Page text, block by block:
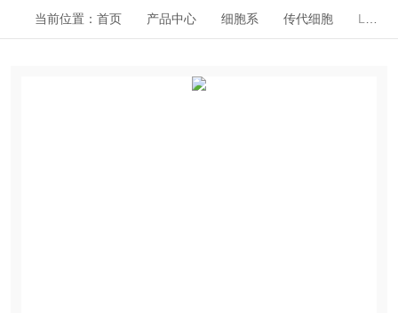
当前位置： 首页 产品中心 细胞系 传代细胞 LOVO人结直肠癌细胞（特惠）